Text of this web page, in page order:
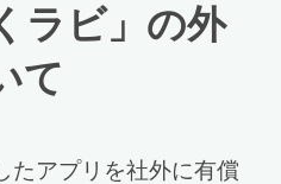
ラビ」の外
て
たアプリを社外に有償